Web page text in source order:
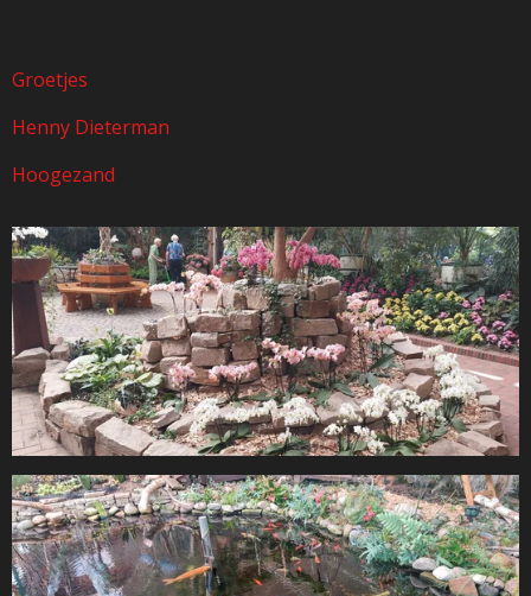
Groetjes
Henny Dieterman
Hoogezand